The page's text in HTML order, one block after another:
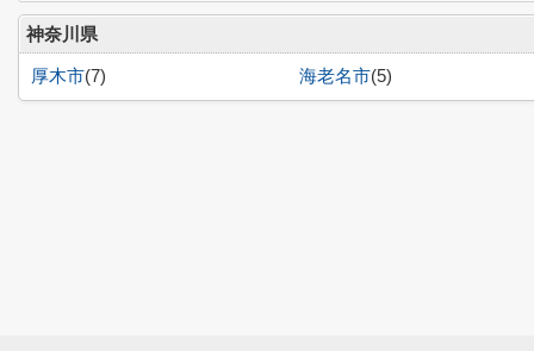
神奈川県
厚木市(7) 海老名市(5)